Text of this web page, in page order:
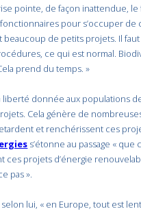
pointe, de façon inattendue, le
fonctionnaires pour s’occuper de
beaucoup de petits projets. Il faut
ce qui est normal.
prend du temps. »
liberté donnée aux populations
Cela génère de
et renchérissent ces
s’étonne au passage « que
ces projets d’énergie
pas ».
lui, « en Europe, tout est